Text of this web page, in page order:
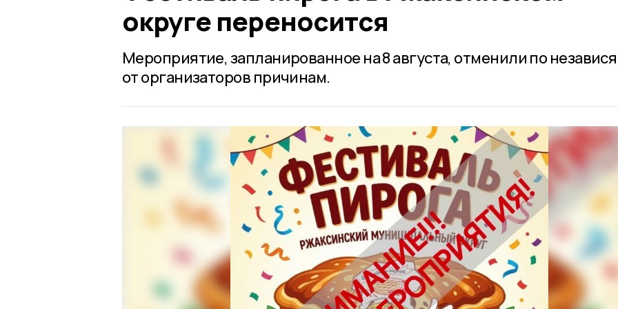
округе переносится
Мероприятие, запланированное на 8 августа, отменили по
от организаторов причинам.